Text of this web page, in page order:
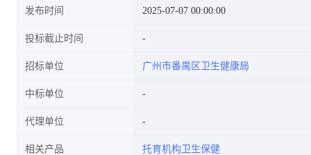
发布时间 2025-07-07 00:00:00
投标截止时间
招标单位 广州市番禺区卫生健康局
中标单位
代理单位
相关产品 托育机构卫生保健